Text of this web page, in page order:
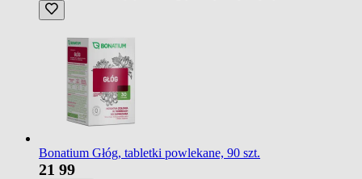
Bonatium Głóg, tabletki powlekane, 90 szt.
21 99